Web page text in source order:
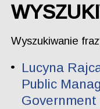
Wyszukiwanie
Lucyna
Public
Government